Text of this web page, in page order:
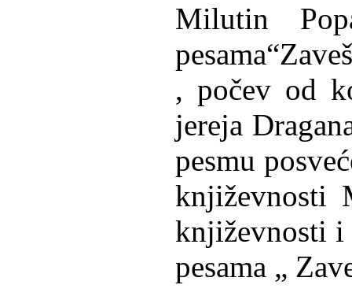
Milutin
, počev od
jereja
pesmu
književnosti
književnosti
pesama „